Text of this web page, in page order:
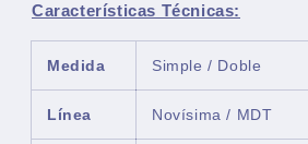
Características Técnicas:
Medida Simple / Doble
Línea Novísima / MDT